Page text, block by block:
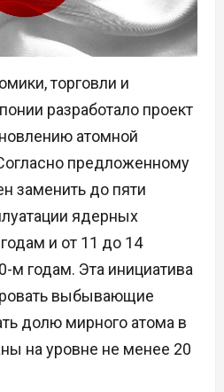
торговли и
разработало проект
атомной
предложенному
заменить до пяти
ядерных
и от 11 до 14
м годам. Эта инициатива
выбывающие
долю мирного атома в
на уровне не менее 20